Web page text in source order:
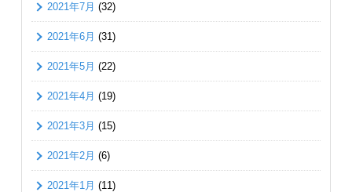
2021年7月 (32)
2021年6月 (31)
2021年5月 (22)
2021年4月 (19)
2021年3月 (15)
2021年2月 (6)
2021年1月 (11)